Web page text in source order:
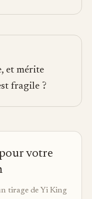
et mérite
fragile ?
votre
tirage de Yi King